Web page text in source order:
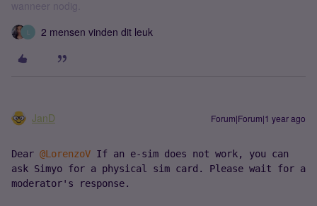
wanneer nodig.
2 mensen vinden dit leuk
JanD Forum|Forum|1 year ago
Dear ​ @LorenzoV If an e-sim does not work, you can
ask Simyo for a physical sim card. Please wait for a
moderator's response.